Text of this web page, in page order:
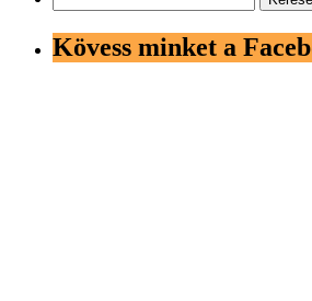
Kövess minket a